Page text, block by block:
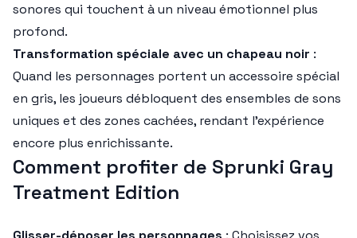
sonores qui touchent à un niveau émotionnel plus
profond.
Transformation spéciale avec un chapeau noir :
Quand les personnages portent un accessoire spécial
en gris, les joueurs débloquent des ensembles de sons
uniques et des zones cachées, rendant l'expérience
encore plus enrichissante.
Comment profiter de Sprunki Gray
Treatment Edition